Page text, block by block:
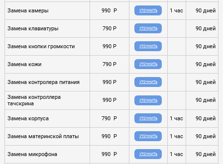
Замена камеры 990 P УТОЧНИТЬ 1 час 90 дней
Замена клавиатуры 790 P УТОЧНИТЬ 90 дней
Замена кнопки громкости 990 P УТОЧНИТЬ 90 дней
Замена кожи 790 P УТОЧНИТЬ 90 дней
Замена контролера питания 990 P УТОЧНИТЬ 90 дней
Замена контроллера
тачскрина
990 P УТОЧНИТЬ 90 дней
Замена корпуса 790 P УТОЧНИТЬ 1 час 90 дней
Замена материнской платы 990 P УТОЧНИТЬ 1 час 90 дней
Замена микрофона 990 P УТОЧНИТЬ 1 час 90 дней